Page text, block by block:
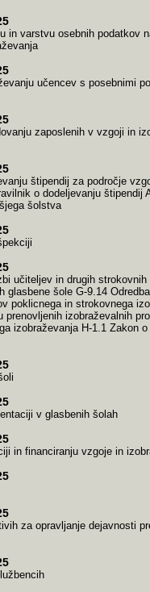
in varstvu osebnih podatkov
učencev s posebnimi
zaposlenih v vzgoji in
štipendij za področje
o dodeljevanju štipendij
šolstva
učiteljev in drugih
glasbene šole G-9.14
poklicnega in strokovnega
prenovljenih izobraževalnih
izobraževanja H-1.1 Zakon
v glasbenih šolah
in financiranju vzgoje in
za opravljanje dejavnosti